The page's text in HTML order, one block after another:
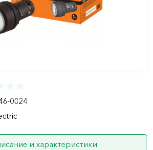
0024
и характеристики